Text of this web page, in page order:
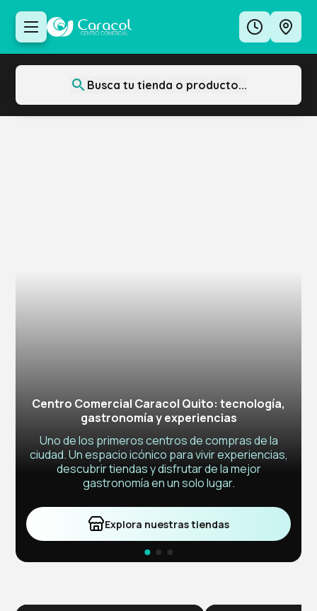
Busca tu tienda o producto...
Quito: tecnología, gastronomía
y experiencias
Uno de los primeros centros de compras de la
ciudad. Un espacio icónico para vivir experiencias,
descubrir tiendas y disfrutar de la mejor
gastronomía en un solo lugar.
Explora nuestras tiendas
Centro Comercial Caracol Quito: tecnología,
gastronomía y experiencias
Uno de los primeros centros de compras de la
ciudad. Un espacio icónico para vivir experiencias,
descubrir tiendas y disfrutar de la mejor
gastronomía en un solo lugar.
Explora nuestras tiendas
Caracol Game On
Disfruta tus vacaciones en una divertida estación
de juegos en la Plazoleta Central.
Explora nuestras tiendas